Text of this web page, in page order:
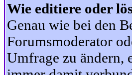
Wie editiere oder
Genau wie bei den
Forumsmoderator
Umfrage zu ändern,